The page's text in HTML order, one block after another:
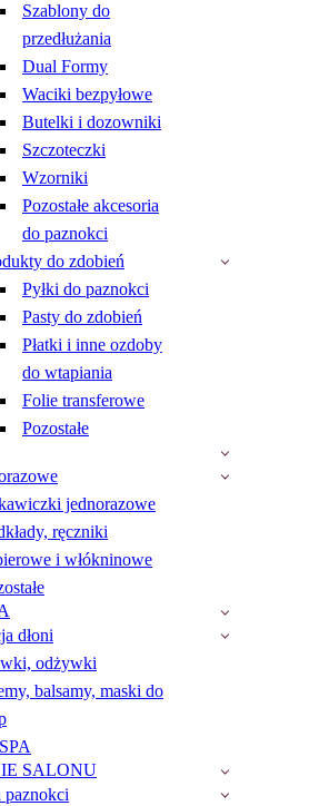
Szablony do
przedłużania
Dual Formy
Waciki bezpyłowe
Butelki i dozowniki
Szczoteczki
Wzorniki
Pozostałe akcesoria
do paznokci
do zdobień
Pyłki do paznokci
Pasty do zdobień
Płatki i inne ozdoby
do wtapiania
Folie transferowe
Pozostałe
jednorazowe
ręczniki
i włókninowe
dłoni
odżywki
balsamy, maski do
SALONU
paznokci